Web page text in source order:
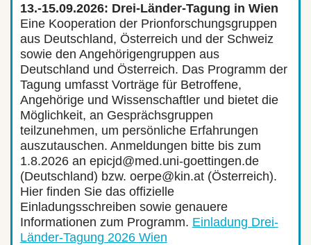
13.-15.09.2026: Drei-Länder-Tagung in Wien
Eine Kooperation der Prionforschungsgruppen
aus Deutschland, Österreich und der Schweiz
sowie den Angehörigengruppen aus
Deutschland und Österreich. Das Programm der
Tagung umfasst Vorträge für Betroffene,
Angehörige und Wissenschaftler und bietet die
Möglichkeit, an Gesprächsgruppen
teilzunehmen, um persönliche Erfahrungen
auszutauschen. Anmeldungen bitte bis zum
1.8.2026 an epicjd@med.uni-goettingen.de
(Deutschland) bzw. oerpe@kin.at (Österreich).
Hier finden Sie das offizielle
Einladungsschreiben sowie genauere
Informationen zum Programm. Einladung Drei-
Länder-Tagung 2026 Wien